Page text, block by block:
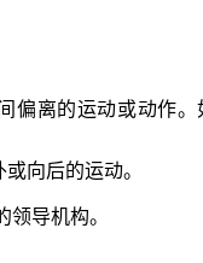
偏离的运动或动作
向后的运动。
导机构。